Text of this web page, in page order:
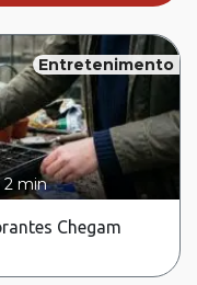
Entretenimento
2 min
Chegam